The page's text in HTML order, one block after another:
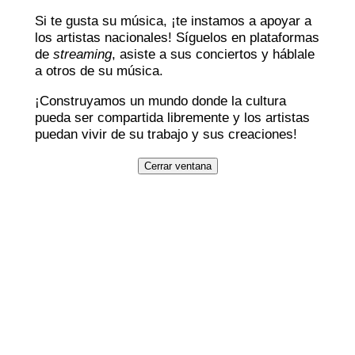
Si te gusta su música, ¡te instamos a apoyar a
los artistas nacionales! Síguelos en plataformas
de streaming, asiste a sus conciertos y háblale
a otros de su música.
¡Construyamos un mundo donde la cultura
pueda ser compartida libremente y los artistas
puedan vivir de su trabajo y sus creaciones!